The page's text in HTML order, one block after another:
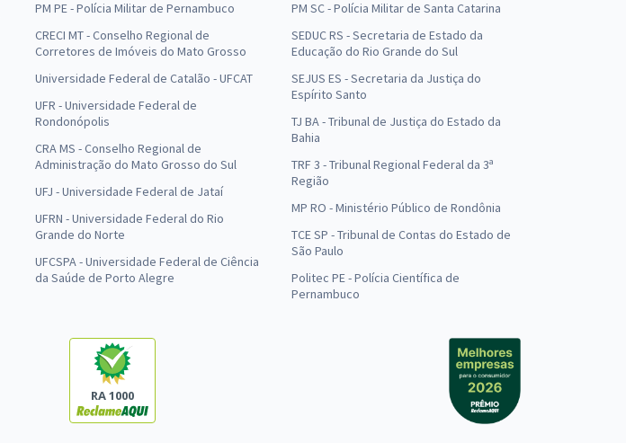
PM PE - Polícia Militar de Pernambuco
CRECI MT - Conselho Regional de
Corretores de Imóveis do Mato Grosso
Universidade Federal de Catalão - UFCAT
UFR - Universidade Federal de
Rondonópolis
CRA MS - Conselho Regional de
Administração do Mato Grosso do Sul
UFJ - Universidade Federal de Jataí
UFRN - Universidade Federal do Rio
Grande do Norte
UFCSPA - Universidade Federal de Ciência
da Saúde de Porto Alegre
PM SC - Polícia Militar de Santa Catarina
SEDUC RS - Secretaria de Estado da
Educação do Rio Grande do Sul
SEJUS ES - Secretaria da Justiça do
Espírito Santo
TJ BA - Tribunal de Justiça do Estado da
Bahia
TRF 3 - Tribunal Regional Federal da 3ª
Região
MP RO - Ministério Público de Rondônia
TCE SP - Tribunal de Contas do Estado de
São Paulo
Politec PE - Polícia Científica de
Pernambuco
RA 1000